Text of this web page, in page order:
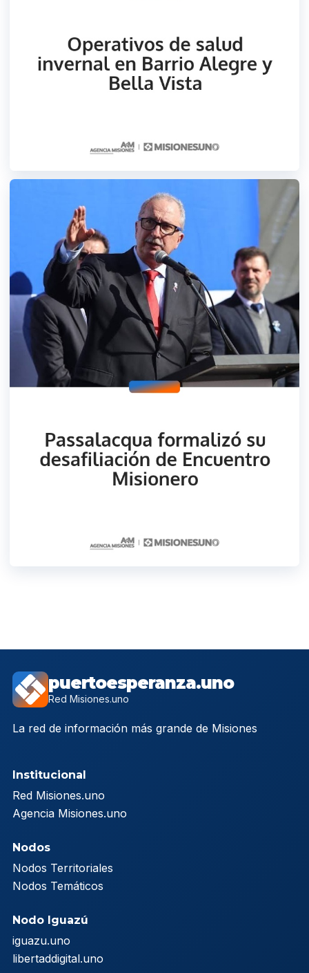
puertoesperanza.uno
Red Misiones.uno
La red de información más grande de Misiones
Institucional
Red Misiones.uno
Agencia Misiones.uno
Nodos
Nodos Territoriales
Nodos Temáticos
Nodo Iguazú
iguazu.uno
libertaddigital.uno